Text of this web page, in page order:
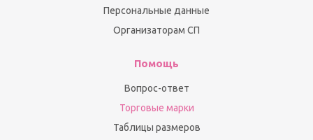
Персональные данные
Организаторам СП
Помощь
Вопрос-ответ
Торговые марки
Таблицы размеров